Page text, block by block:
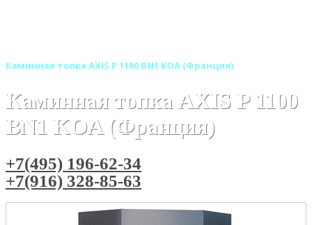
Каминная топка AXIS P 1100 BN1 KOA (Франция)
Каминная топка AXIS P 1100
BN1 KOA (Франция)
+7(495) 196-62-34
+7(916) 328-85-63